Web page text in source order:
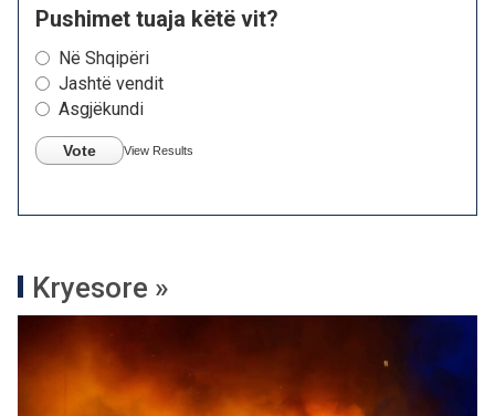
Pushimet tuaja këtë vit?
Në Shqipëri
Jashtë vendit
Asgjëkundi
Vote View Results
Kryesore »